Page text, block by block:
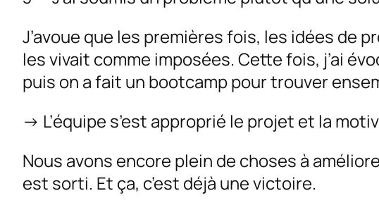
J’avoue que les premières fois, les idées de
les vivait comme imposées. Cette fois, j’ai
puis on a fait un bootcamp pour trouver
→ L’équipe s’est approprié le projet et la
Nous avons encore plein de choses à
est sorti. Et ça, c’est déjà une victoire.